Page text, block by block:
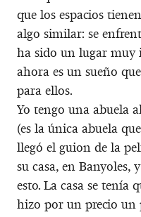
que los espacios
algo similar: se
ha sido un lugar muy
ahora es un sueño
para ellos.
Yo tengo una abuela
(es la única abuela
llegó el guion de la
su casa, en
esto. La casa se tenía
hizo por un precio un